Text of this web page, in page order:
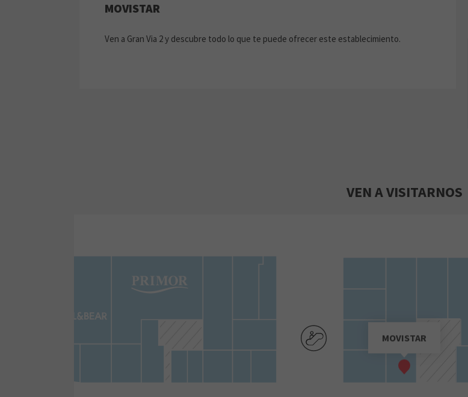
MOVISTAR
Ven a Gran Via 2 y descubre todo lo que te puede ofrecer este establecimiento.
VEN A VISITARNOS
MOVISTAR